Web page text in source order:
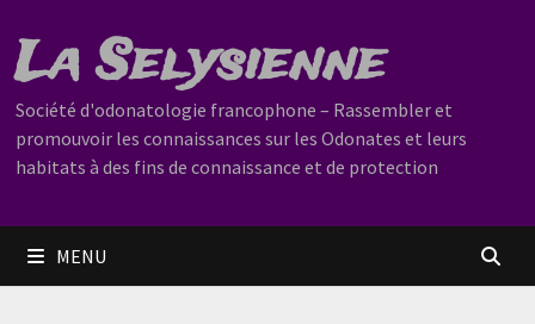
au
contenu
La Selysienne
Société d'odonatologie francophone – Rassembler et
promouvoir les connaissances sur les Odonates et leurs
habitats à des fins de connaissance et de protection
MENU